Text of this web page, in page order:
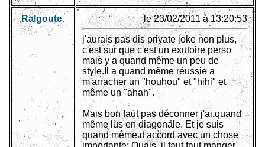
Ralgoute. le 23/02/2011 à 13:20:53
j'aurais pas dis private joke non plus,
c'est sur que c'est un exutoire perso
mais y a quand même un peu de
style.Il a quand même réussie a
m'arracher un "houhou" et "hihi" et
même un "ahah".
Mais bon faut pas déconner j'ai quand
même lus en diagonale. Et je suis
quand même d'accord avec un chose